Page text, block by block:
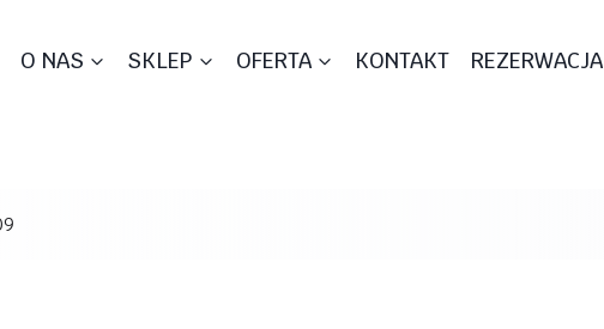
O NAS SKLEP OFERTA KONTAKT REZERWACJA